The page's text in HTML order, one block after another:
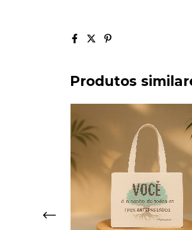
Produtos